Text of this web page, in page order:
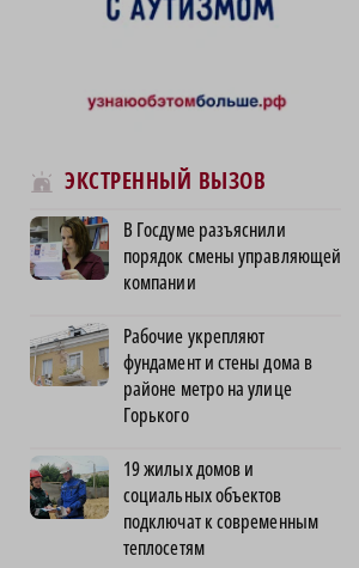
о здоровье
Трасса М‑12:
ЭКСТРЕННЫЙ ВЫЗОВ
В Госдуме разъяснили
порядок смены управляющей
компании
Рабочие укрепляют
фундамент и стены дома в
районе метро на улице
Горького
19 жилых домов и
социальных объектов
подключат к современным
теплосетям